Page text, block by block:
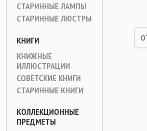
СТАРИННЫЕ ЛАМПЫ
СТАРИННЫЕ ЛЮСТРЫ
КНИГИ
КНИЖНЫЕ
ИЛЛЮСТРАЦИИ
СОВЕТСКИЕ КНИГИ
СТАРИННЫЕ КНИГИ
КОЛЛЕКЦИОННЫЕ
ПРЕДМЕТЫ